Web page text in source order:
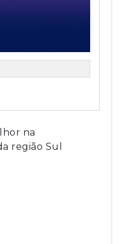
na
região Sul